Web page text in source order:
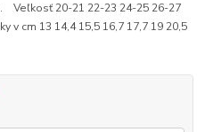
Veľkosť 20-21 22-23 24-25 26-27
v cm 13 14,4 15,5 16,7 17,7 19 20,5